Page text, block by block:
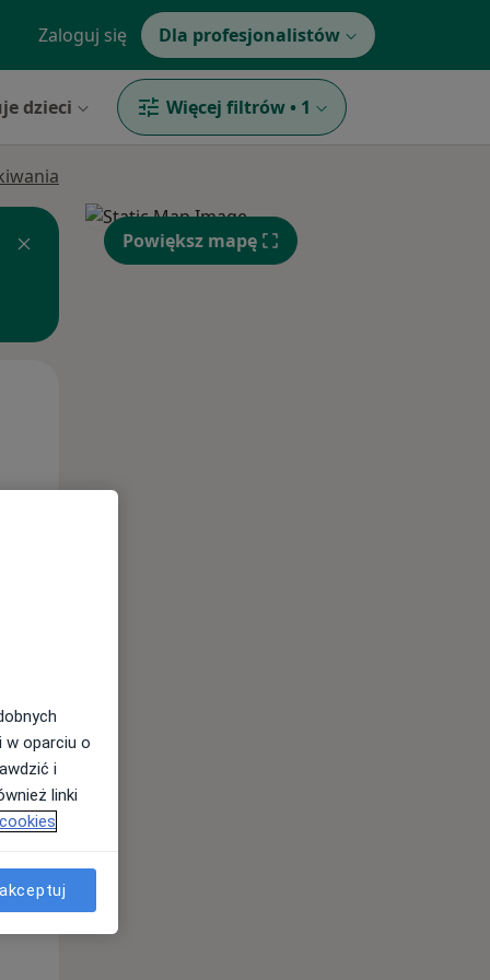
Zaloguj się Dla profesjonalistów
dzieci Więcej filtrów • 1
12 Sie
Powiększ mapę
w oparciu o
i
linki